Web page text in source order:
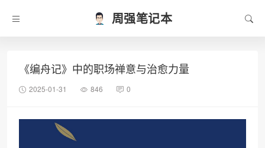
周强笔记本
《编舟记》中的职场禅意与治愈力量
2025-01-31 846 0